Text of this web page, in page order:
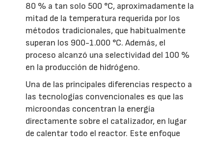
80 % a tan solo 500 °C, aproximadamente la
mitad de la temperatura requerida por los
métodos tradicionales, que habitualmente
superan los 900-1.000 °C. Además, el
proceso alcanzó una selectividad del 100 %
en la producción de hidrógeno.
Una de las principales diferencias respecto a
las tecnologías convencionales es que las
microondas concentran la energía
directamente sobre el catalizador, en lugar
de calentar todo el reactor. Este enfoque